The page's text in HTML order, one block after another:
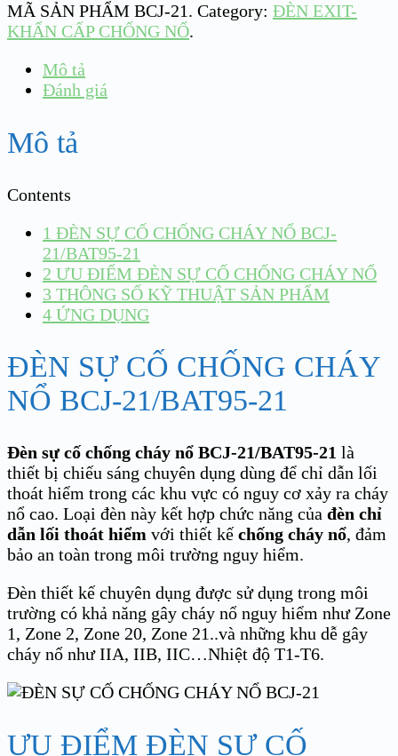
MÃ SẢN PHẨM BCJ-21. Category: ĐÈN EXIT-
KHẨN CẤP CHỐNG NỔ.
Mô tả
Đánh giá
Mô tả
Contents
1 ĐÈN SỰ CỐ CHỐNG CHÁY NỔ BCJ-
21/BAT95-21
2 ƯU ĐIỂM ĐÈN SỰ CỐ CHỐNG CHÁY NỔ
3 THÔNG SỐ KỸ THUẬT SẢN PHẨM
4 ỨNG DỤNG
ĐÈN SỰ CỐ CHỐNG CHÁY
NỔ BCJ-21/BAT95-21
Đèn sự cố chống cháy nổ BCJ-21/BAT95-21 là
thiết bị chiếu sáng chuyên dụng dùng để chỉ dẫn lối
thoát hiểm trong các khu vực có nguy cơ xảy ra cháy
nổ cao. Loại đèn này kết hợp chức năng của đèn chỉ
dẫn lối thoát hiểm với thiết kếchống cháy nổ, đảm
bảo an toàn trong môi trường nguy hiểm.
Đèn thiết kế chuyên dụng được sử dụng trong môi
trường có khả năng gây cháy nổ nguy hiểm như Zone
1, Zone 2, Zone 20, Zone 21..và những khu dễ gây
cháy nổ như IIA, IIB, IIC…Nhiệt độ T1-T6.
ƯU ĐIỂM ĐÈN SỰ CỐ